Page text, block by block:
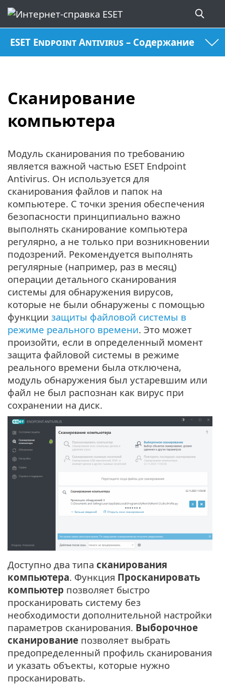
ESET Endpoint Antivirus – Содержание
Сканирование
компьютера
Модуль сканирования по требованию
является важной частью ESET Endpoint
Antivirus. Он используется для
сканирования файлов и папок на
компьютере. С точки зрения обеспечения
безопасности принципиально важно
выполнять сканирование компьютера
регулярно, а не только при возникновении
подозрений. Рекомендуется выполнять
регулярные (например, раз в месяц)
операции детального сканирования
системы для обнаружения вирусов,
которые не были обнаружены с помощью
функции защиты файловой системы в
режиме реального времени. Это может
произойти, если в определенный момент
защита файловой системы в режиме
реального времени была отключена,
модуль обнаружения был устаревшим или
файл не был распознан как вирус при
сохранении на диск.
Доступно два типа сканирования
компьютера. Функция Просканировать
компьютер позволяет быстро
просканировать систему без
необходимости дополнительной настройки
параметров сканирования. Выборочное
сканирование позволяет выбрать
предопределенный профиль сканирования
и указать объекты, которые нужно
просканировать.